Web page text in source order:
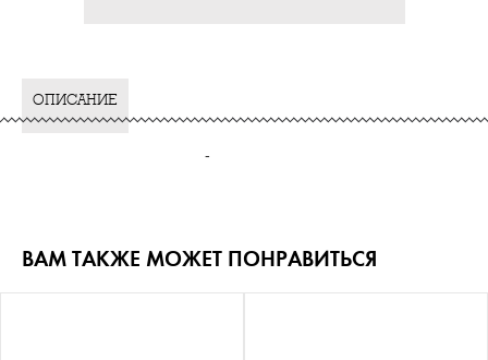
ОПИСАНИЕ
-
ВАМ ТАКЖЕ МОЖЕТ ПОНРАВИТЬСЯ